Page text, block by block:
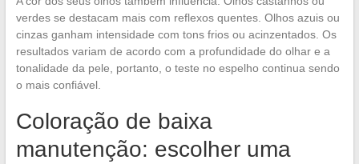
verdes se destacam mais com reflexos quentes. Olhos azuis ou
cinzas ganham intensidade com tons frios ou acinzentados. Os
resultados variam de acordo com a profundidade do olhar e a
tonalidade da pele, portanto, o teste no espelho continua sendo
o mais confiável.
Coloração de baixa
manutenção: escolher uma